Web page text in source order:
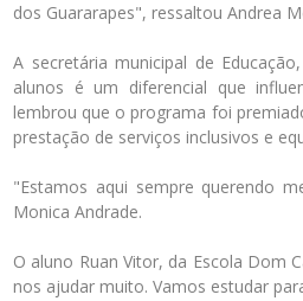
dos Guararapes", ressaltou Andrea
A secretária municipal de
alunos é um diferencial que
lembrou que o programa foi
prestação de serviços inclusivos e
"Estamos aqui sempre querendo
Monica Andrade.
O aluno Ruan Vitor, da Escola Dom
nos ajudar muito. Vamos estudar